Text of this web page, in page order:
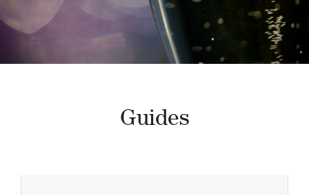
Guides